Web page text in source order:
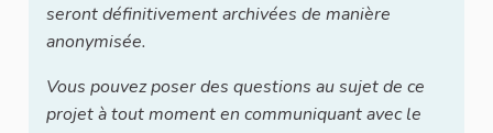
seront définitivement archivées de manière
anonymisée.
Vous pouvez poser des questions au sujet de ce
projet à tout moment en communiquant avec le